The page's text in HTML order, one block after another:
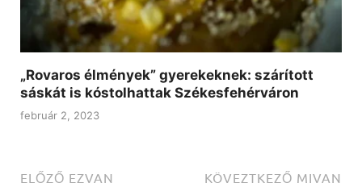
„Rovaros élmények” gyerekeknek: szárított
sáskát is kóstolhattak Székesfehérváron
február 2, 2023
ELŐZŐ EZVAN KÖVEZTKEZŐ MIVAN